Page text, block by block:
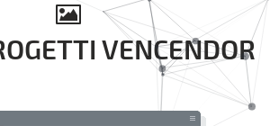
VENCENDOR